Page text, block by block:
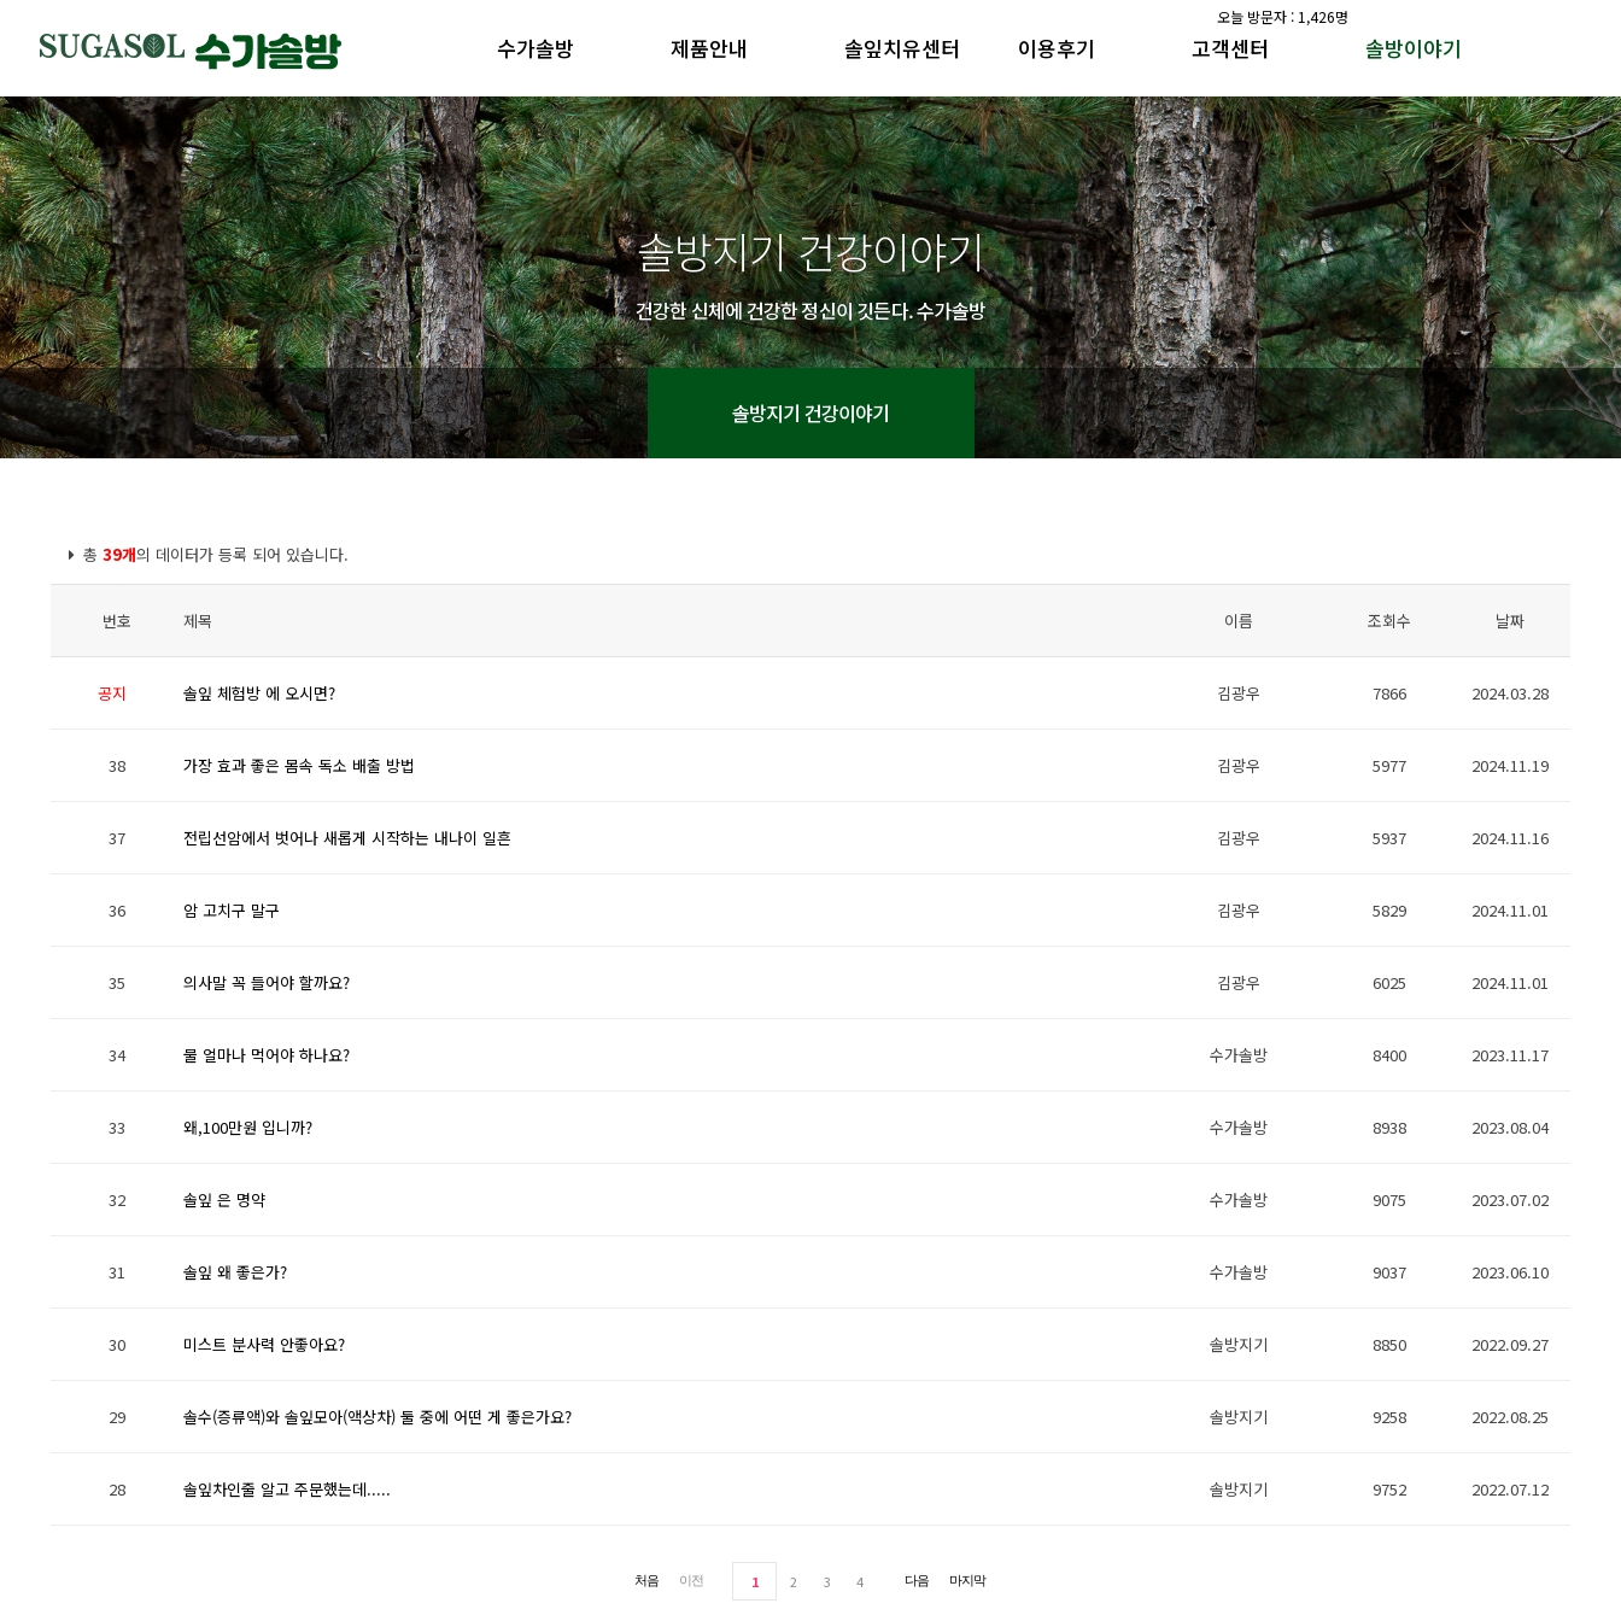
오늘 방문자 : 1,426명
수가솔방 제품안내 솔잎치유센터 이용후기 고객센터 솔방이야기
수가솔방 소개
제품철학
제품안내
제품의 특징
솔잎치유센터 이용후기
공지사항
갤러리
수가솔방 방송일지
솔방지기 건강이야기
수가솔방 소개
제품안내
솔잎치유센터 이용후기
공지사항
수가솔방 방송일지
솔방지기 건강이야기
솔방지기 건강이야기
건강한 신체에 건강한 정신이 깃든다. 수가솔방
솔방지기 건강이야기
총 39개의 데이터가 등록 되어 있습니다.
번호 제목 이름 조회수 날짜
공지 솔잎 체험방 에 오시면? 김광우 7866 2024.03.28
38 가장 효과 좋은 몸속 독소 배출 방법 김광우 5977 2024.11.19
37 전립선암에서 벗어나 새롭게 시작하는 내나이 일흔 김광우 5937 2024.11.16
36 암 고치구 말구 김광우 5829 2024.11.01
35 의사말 꼭 들어야 할까요? 김광우 6025 2024.11.01
34 물 얼마나 먹어야 하나요? 수가솔방 8400 2023.11.17
33 왜,100만원 입니까? 수가솔방 8938 2023.08.04
32 솔잎 은 명약 수가솔방 9075 2023.07.02
31 솔잎 왜 좋은가? 수가솔방 9037 2023.06.10
30 미스트 분사력 안좋아요? 솔방지기 8850 2022.09.27
29 솔수(증류액)와 솔잎모아(액상차) 둘 중에 어떤 게 좋은가요? 솔방지기 9258 2022.08.25
28 솔잎차인줄 알고 주문했는데..... 솔방지기 9752 2022.07.12
처음 이전 1 2 3 4 다음 마지막